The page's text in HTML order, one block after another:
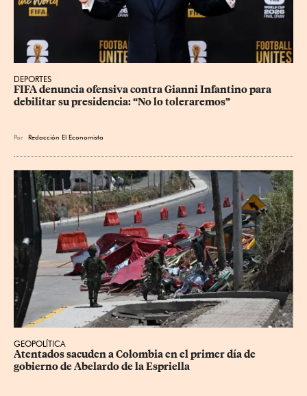
DEPORTES
FIFA denuncia ofensiva contra Gianni Infantino para
debilitar su presidencia: “No lo toleraremos”
Por Redacción El Economista
GEOPOLÍTICA
Atentados sacuden a Colombia en el primer día de
gobierno de Abelardo de la Espriella